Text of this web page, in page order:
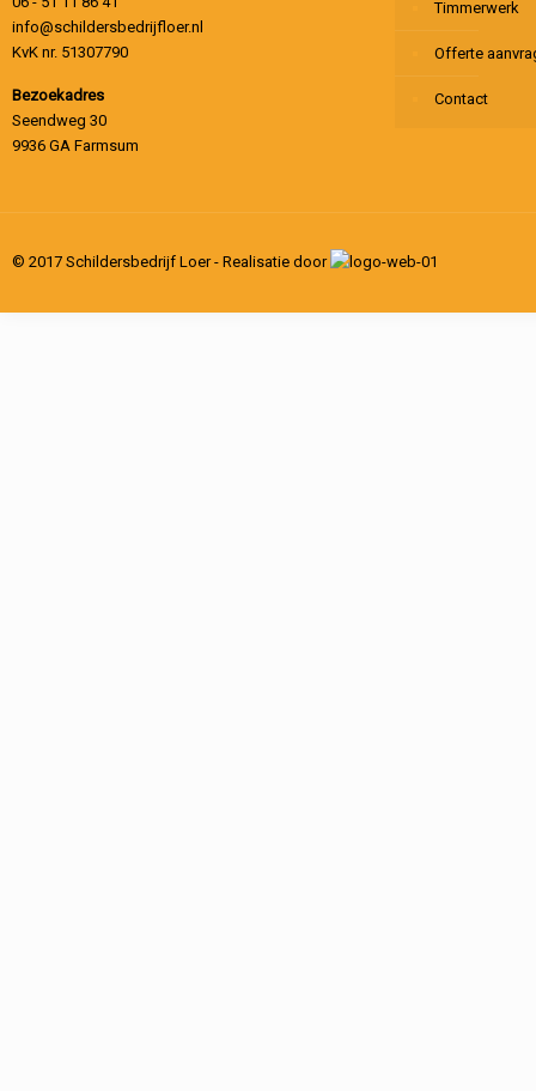
info@schildersbedrijfloer.nl
KvK nr. 51307790
Bezoekadres
Seendweg 30
9936 GA Farmsum
Timmerwerk
Offerte
Contact
© 2017 Schildersbedrijf Loer - Realisatie door